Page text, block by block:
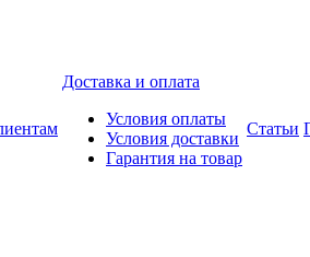
Доставка и оплата
Условия оплаты
Условия доставки
Гарантия на товар
Статьи